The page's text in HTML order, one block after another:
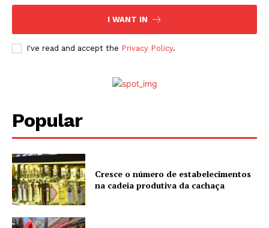
I WANT IN
I've read and accept the Privacy Policy.
Popular
Cresce o número de estabelecimentos
na cadeia produtiva da cachaça